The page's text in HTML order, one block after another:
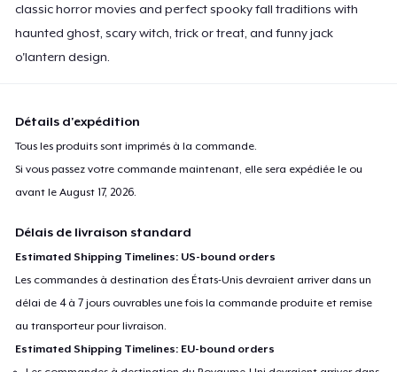
classic horror movies and perfect spooky fall traditions with
haunted ghost, scary witch, trick or treat, and funny jack
o'lantern design.
Détails d'expédition
Tous les produits sont imprimés à la commande.
Si vous passez votre commande maintenant, elle sera expédiée le ou
avant leAugust 17, 2026.
Délais de livraison standard
Estimated Shipping Timelines: US-bound orders
Les commandes à destination des États-Unis devraient arriver dans un
délai de 4 à 7 jours ouvrables une fois la commande produite et remise
au transporteur pour livraison.
Estimated Shipping Timelines: EU-bound orders